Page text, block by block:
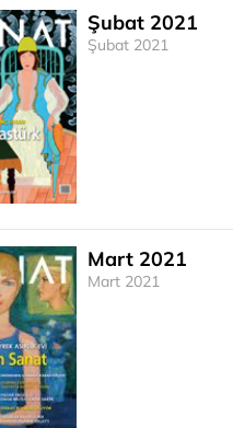
Şubat 2021
Şubat 2021
Mart 2021
Mart 2021